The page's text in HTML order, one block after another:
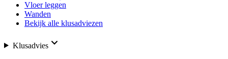
Vloer leggen
Wanden
Bekijk alle klusadviezen
Klusadvies